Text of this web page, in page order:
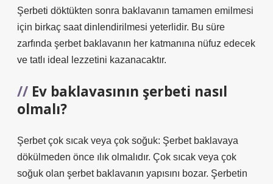
Şerbeti döktükten sonra baklavanın tamamen emilmesi
için birkaç saat dinlendirilmesi yeterlidir. Bu süre
zarfında şerbet baklavanın her katmanına nüfuz edecek
ve tatlı ideal lezzetini kazanacaktır.
Ev baklavasının şerbeti nasıl
olmalı?
Şerbet çok sıcak veya çok soğuk: Şerbet baklavaya
dökülmeden önce ılık olmalıdır. Çok sıcak veya çok
soğuk olan şerbet baklavanın yapısını bozar. Şerbetin